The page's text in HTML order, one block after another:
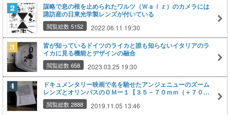
謀略で息の根を止められたワルツ（Ｗａｌｚ）のカメラには
諏訪産の日東光学製レンズが付いている
閲覧総数 5152 2022.06.11 19:30
皆が知っているドイツのライカと誰も知らないイタリアのラ
イカに見る機能とデザインの融合
閲覧総数 658 2023.03.25 19:30
ドキュメンタリー映画で名を馳せたアンジェニューのズーム
レンズとオリンパスのＯＭー１【３５－７０ｍｍ（＋７０－
２１０ｍｍ）】
閲覧総数 2888 2019.11.05 13:46